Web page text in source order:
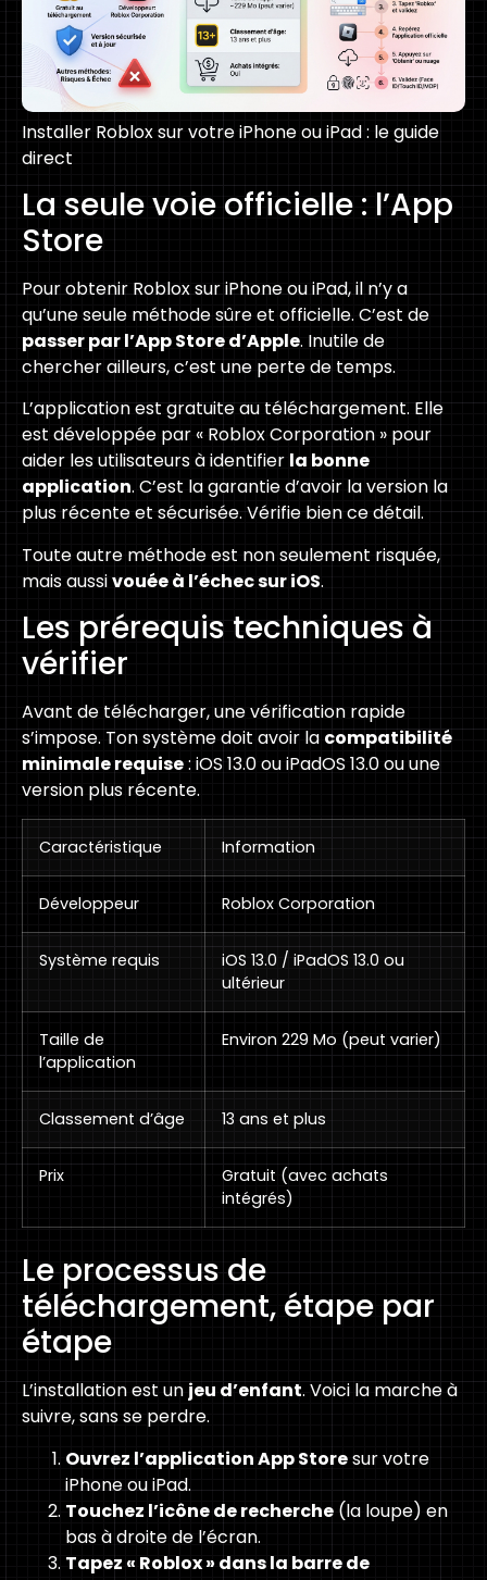
Installer Roblox sur votre iPhone ou iPad : le guide
direct
La seule voie officielle : l’App
Store
Pour obtenir Roblox sur iPhone ou iPad, il n’y a
qu’une seule méthode sûre et officielle. C’est de
passer par l’App Store d’Apple. Inutile de
chercher ailleurs, c’est une perte de temps.
L’application est gratuite au téléchargement. Elle
est développée par « Roblox Corporation » pour
aider les utilisateurs à identifier la bonne
application. C’est la garantie d’avoir la version la
plus récente et sécurisée. Vérifie bien ce détail.
Toute autre méthode est non seulement risquée,
mais aussivouée à l’échec sur iOS.
Les prérequis techniques à
vérifier
Avant de télécharger, une vérification rapide
s’impose. Ton système doit avoir lacompatibilité
minimale requise: iOS 13.0 ou iPadOS 13.0 ou une
version plus récente.
Caractéristique Information
Développeur Roblox Corporation
Système requis
iOS 13.0 / iPadOS 13.0 ou
ultérieur
Taille de
l’application
Environ 229 Mo (peut varier)
Classement d’âge 13 ans et plus
Prix
Gratuit (avec achats
intégrés)
Le processus de
téléchargement, étape par
étape
L’installation est unjeu d’enfant. Voici la marche à
suivre, sans se perdre.
Ouvrez l’application App Storesur votre
iPhone ou iPad.
Touchez l’icône de recherche (la loupe) en
bas à droite de l’écran.
Tapez « Roblox » dans la barre de